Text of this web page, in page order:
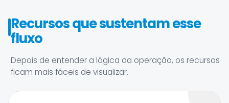
Recursos que sustentam esse
fluxo
Depois de entender a lógica da operação, os recursos
ficam mais fáceis de visualizar.